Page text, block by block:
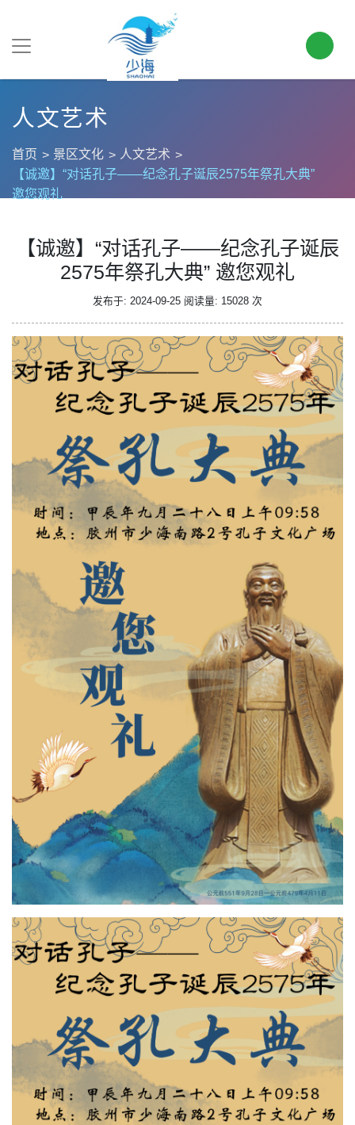
人文艺术
首页 景区文化
人文艺术
【诚邀】“对话孔子——纪念孔子诞辰2575年祭孔大典”
邀您观礼
【诚邀】“对话孔子——纪念孔子诞辰
2575年祭孔大典” 邀您观礼
发布于: 2024-09-25 阅读量: 15028 次